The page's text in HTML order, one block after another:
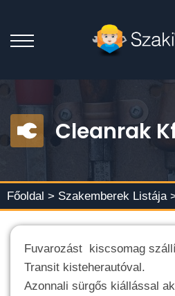
Cleanrak
Főoldal > Szakemberek Listája
Fuvarozást kiscsomag
Transit kisteherautóval.
Azonnali sürgős kiállással